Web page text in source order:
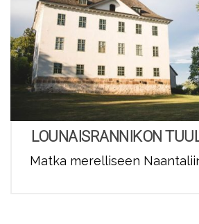
LOUNAISRANNIKON
Matka merelliseen